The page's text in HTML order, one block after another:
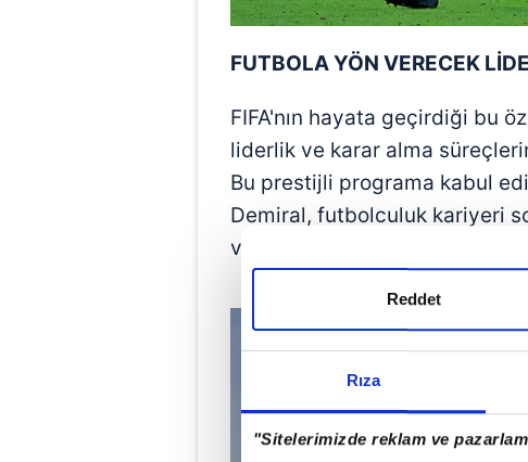
Rıza
"Sitelerimizde reklam ve
Reddet
FUTBOLA YÖN VERECEK
FIFA'nın hayata geçirdiği bu
liderlik ve karar alma
Bu prestijli programa kabul
Demiral, futbolculuk kariyeri
verecek liderlerden biri olmaya